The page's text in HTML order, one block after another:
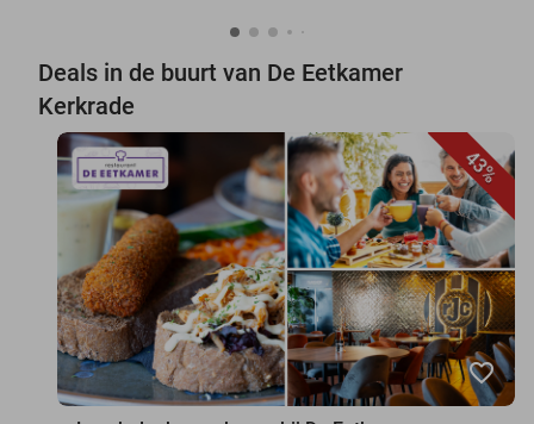
Deals in de buurt van De Eetkamer
Kerkrade
43%
favorite_border